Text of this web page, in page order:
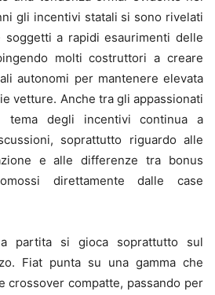
gli incentivi statali si sono rivelati
a rapidi esaurimenti delle
molti costruttori a creare
autonomi per mantenere elevata
vetture. Anche tra gli appassionati
degli incentivi continua a
soprattutto riguardo alle
e alle differenze tra bonus
direttamente dalle case
partita si gioca soprattutto sul
Fiat punta su una gamma che
crossover compatte, passando per